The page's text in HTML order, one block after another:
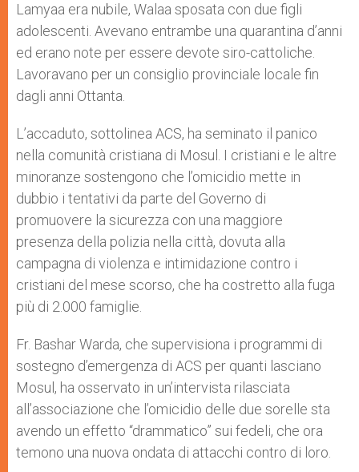
Lamyaa era nubile, Walaa sposata con due figli
adolescenti. Avevano entrambe una quarantina d’anni
ed erano note per essere devote siro-cattoliche.
Lavoravano per un consiglio provinciale locale fin
dagli anni Ottanta.
L’accaduto, sottolinea ACS, ha seminato il panico
nella comunità cristiana di Mosul. I cristiani e le altre
minoranze sostengono che l’omicidio mette in
dubbio i tentativi da parte del Governo di
promuovere la sicurezza con una maggiore
presenza della polizia nella città, dovuta alla
campagna di violenza e intimidazione contro i
cristiani del mese scorso, che ha costretto alla fuga
più di 2.000 famiglie.
Fr. Bashar Warda, che supervisiona i programmi di
sostegno d’emergenza di ACS per quanti lasciano
Mosul, ha osservato in un’intervista rilasciata
all’associazione che l’omicidio delle due sorelle sta
avendo un effetto “drammatico” sui fedeli, che ora
temono una nuova ondata di attacchi contro di loro.